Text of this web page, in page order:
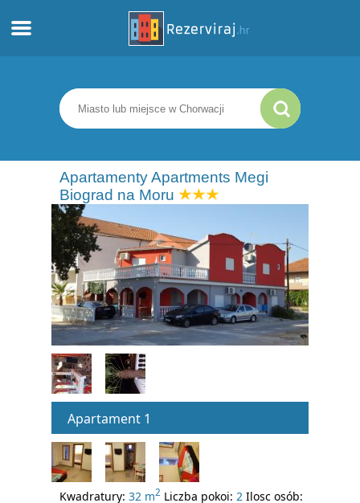
Apartamenty
Informacja turystyczna
webcams
Poznaj Chorwację
muzea
Apartamenty Apartments Megi
Biograd na Moru
Apartament 1
Kwadratury: 32 m2 Liczba pokoi: 2 Ilosc osób: